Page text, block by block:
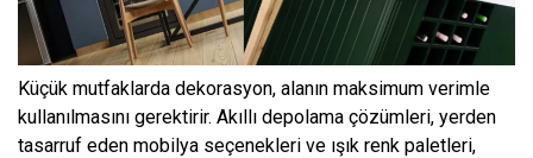
Küçük mutfaklarda dekorasyon, alanın maksimum verimle
kullanılmasını gerektirir. Akıllı depolama çözümleri, yerden
tasarruf eden mobilya seçenekleri ve ışık renk paletleri,